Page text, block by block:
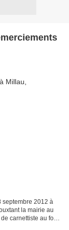
septembre 2012 à
la mairie au
carnettiste au fond